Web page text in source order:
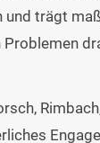
trägt